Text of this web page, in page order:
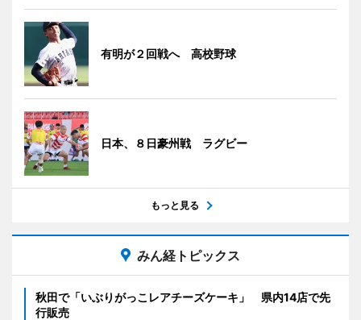
有明が２回戦へ 高校野球
日本、８日豪州戦 ラグビー
もっと見る
みん経トピックス
秋田で「いぶりがっこレアチーズケーキ」 県内14店で先
行販売